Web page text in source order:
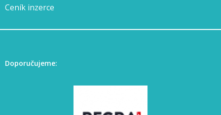
Ceník inzerce
Doporučujeme: